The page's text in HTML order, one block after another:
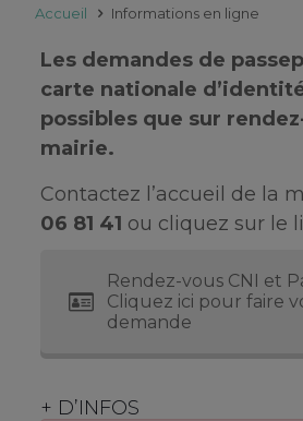
Accueil Informations en ligne
Les demandes de
carte nationale
possibles que sur
mairie.
Contactez l’accueil de la
06 81 41 ou cliquez sur le
Rendez-vous CNI et
Cliquez ici pour faire
demande
+ D’INFOS